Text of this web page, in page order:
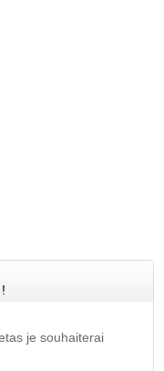
je souhaiterai